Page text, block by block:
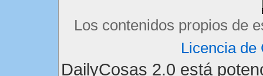
Los contenidos propios de
Licencia de
DailyCosas 2.0 está